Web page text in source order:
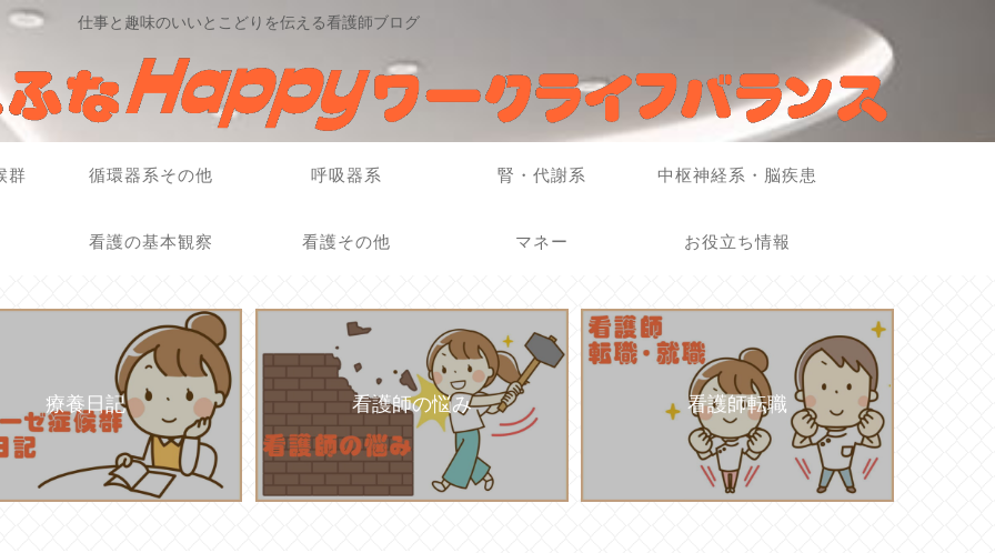
仕事と趣味のいいとこどりを伝える看護師ブログ
群 循環器系その他 呼吸器系 腎・代謝系 中枢神経系・脳疾患
看護の基本観察 看護その他 マネー お役立ち情報
療養日記 看護師の悩み 看護師転職